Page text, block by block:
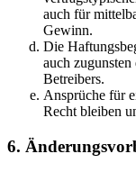
auch für
Gewinn.
Die
auch
Betreibers.
Ansprüche für
Recht bleiben
6.